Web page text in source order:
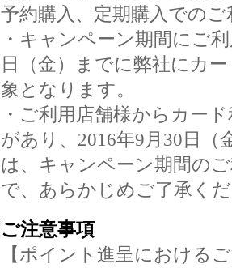
予約購入、定期購入でのご
・キャンペーン期間にご
日（金）までに弊社にカ
象となります。
・ご利用店舗様からカー
があり、2016年9月30日
は、キャンペーン期間の
で、あらかじめご了承く
ご注意事項
【ポイント進呈における